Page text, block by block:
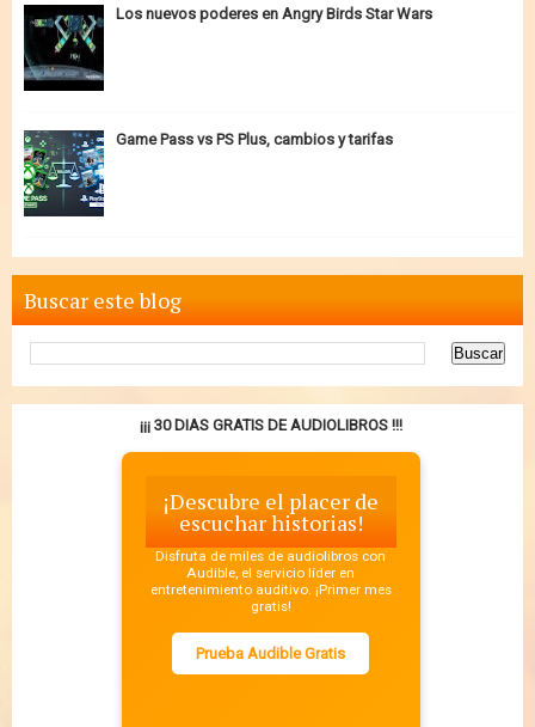
Los nuevos poderes en Angry Birds Star Wars
Game Pass vs PS Plus, cambios y tarifas
Buscar este blog
¡¡¡ 30 DIAS GRATIS DE AUDIOLIBROS !!!
¡Descubre el placer de
escuchar historias!
Disfruta de miles de audiolibros con
Audible, el servicio líder en
entretenimiento auditivo. ¡Primer mes
gratis!
Prueba Audible Gratis